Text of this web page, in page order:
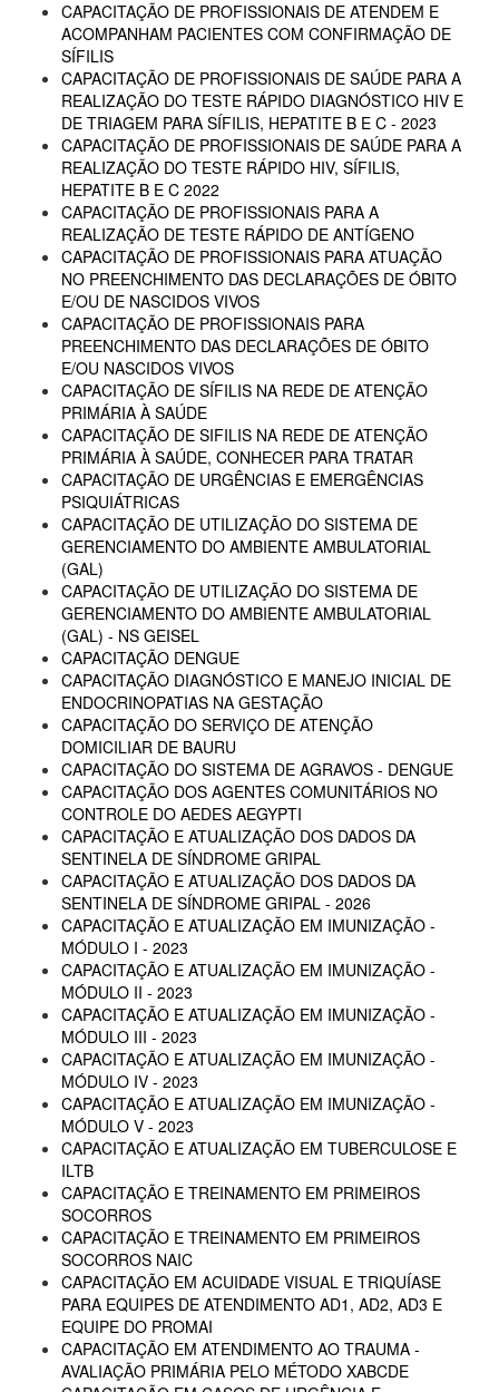
CAPACITAÇÃO DE PROFISSIONAIS DE ATENDEM E
ACOMPANHAM PACIENTES COM CONFIRMAÇÃO DE
SÍFILIS
CAPACITAÇÃO DE PROFISSIONAIS DE SAÚDE PARA A
REALIZAÇÃO DO TESTE RÁPIDO DIAGNÓSTICO HIV E
DE TRIAGEM PARA SÍFILIS, HEPATITE B E C - 2023
CAPACITAÇÃO DE PROFISSIONAIS DE SAÚDE PARA A
REALIZAÇÃO DO TESTE RÁPIDO HIV, SÍFILIS,
HEPATITE B E C 2022
CAPACITAÇÃO DE PROFISSIONAIS PARA A
REALIZAÇÃO DE TESTE RÁPIDO DE ANTÍGENO
CAPACITAÇÃO DE PROFISSIONAIS PARA ATUAÇÃO
NO PREENCHIMENTO DAS DECLARAÇÕES DE ÓBITO
E/OU DE NASCIDOS VIVOS
CAPACITAÇÃO DE PROFISSIONAIS PARA
PREENCHIMENTO DAS DECLARAÇÕES DE ÓBITO
E/OU NASCIDOS VIVOS
CAPACITAÇÃO DE SÍFILIS NA REDE DE ATENÇÃO
PRIMÁRIA À SAÚDE
CAPACITAÇÃO DE SIFILIS NA REDE DE ATENÇÃO
PRIMÁRIA À SAÚDE, CONHECER PARA TRATAR
CAPACITAÇÃO DE URGÊNCIAS E EMERGÊNCIAS
PSIQUIÁTRICAS
CAPACITAÇÃO DE UTILIZAÇÃO DO SISTEMA DE
GERENCIAMENTO DO AMBIENTE AMBULATORIAL
(GAL)
CAPACITAÇÃO DE UTILIZAÇÃO DO SISTEMA DE
GERENCIAMENTO DO AMBIENTE AMBULATORIAL
(GAL) - NS GEISEL
CAPACITAÇÃO DENGUE
CAPACITAÇÃO DIAGNÓSTICO E MANEJO INICIAL DE
ENDOCRINOPATIAS NA GESTAÇÃO
CAPACITAÇÃO DO SERVIÇO DE ATENÇÃO
DOMICILIAR DE BAURU
CAPACITAÇÃO DO SISTEMA DE AGRAVOS - DENGUE
CAPACITAÇÃO DOS AGENTES COMUNITÁRIOS NO
CONTROLE DO AEDES AEGYPTI
CAPACITAÇÃO E ATUALIZAÇÃO DOS DADOS DA
SENTINELA DE SÍNDROME GRIPAL
CAPACITAÇÃO E ATUALIZAÇÃO DOS DADOS DA
SENTINELA DE SÍNDROME GRIPAL - 2026
CAPACITAÇÃO E ATUALIZAÇÃO EM IMUNIZAÇÃO -
MÓDULO I - 2023
CAPACITAÇÃO E ATUALIZAÇÃO EM IMUNIZAÇÃO -
MÓDULO II - 2023
CAPACITAÇÃO E ATUALIZAÇÃO EM IMUNIZAÇÃO -
MÓDULO III - 2023
CAPACITAÇÃO E ATUALIZAÇÃO EM IMUNIZAÇÃO -
MÓDULO IV - 2023
CAPACITAÇÃO E ATUALIZAÇÃO EM IMUNIZAÇÃO -
MÓDULO V - 2023
CAPACITAÇÃO E ATUALIZAÇÃO EM TUBERCULOSE E
ILTB
CAPACITAÇÃO E TREINAMENTO EM PRIMEIROS
SOCORROS
CAPACITAÇÃO E TREINAMENTO EM PRIMEIROS
SOCORROS NAIC
CAPACITAÇÃO EM ACUIDADE VISUAL E TRIQUÍASE
PARA EQUIPES DE ATENDIMENTO AD1, AD2, AD3 E
EQUIPE DO PROMAI
CAPACITAÇÃO EM ATENDIMENTO AO TRAUMA -
AVALIAÇÃO PRIMÁRIA PELO MÉTODO XABCDE